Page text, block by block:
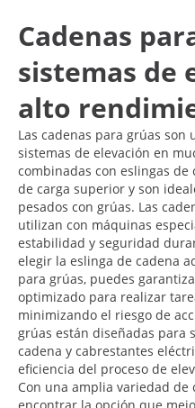
Cadenas
sistemas de
alto
Las cadenas para grúas
sistemas de elevación en
combinadas con eslingas de
de carga superior y son
pesados con grúas. Las
utilizan con máquinas
estabilidad y seguridad
elegir la eslinga de cadena
para grúas, puedes
optimizado para realizar
minimizando el riesgo de
grúas están diseñadas para
cadena y cabrestantes
eficiencia del proceso de
Con una amplia variedad de